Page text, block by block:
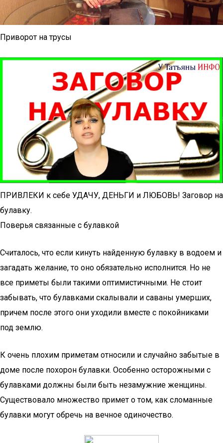
Приворот на трусы
ПРИВЛЕКИ к себе УДАЧУ, ДЕНЬГИ и ЛЮБОВЬ! Заговор на
булавку.
Поверья связанные с булавкой
Считалось, что если кинуть найденную булавку в водоем и
загадать желание, то оно обязательно исполнится. Но не
все приметы были такими оптимистичными. Не стоит
забывать, что булавками скалывали и саваны умерших,
причем после этого они уходили вместе с покойниками
под землю.
К очень плохим приметам относили и случайно забытые в
доме после похорон булавки. Особенно осторожными с
булавками должны были быть незамужние женщины.
Существовало множество примет о том, как сломанные
булавки могут обречь на вечное одиночество.